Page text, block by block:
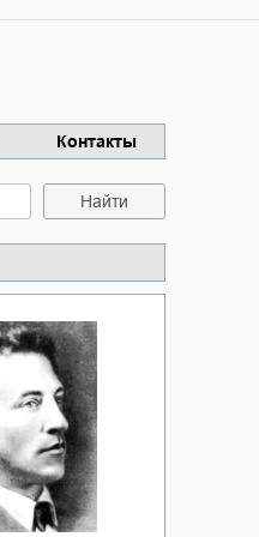
Контакты
Найти